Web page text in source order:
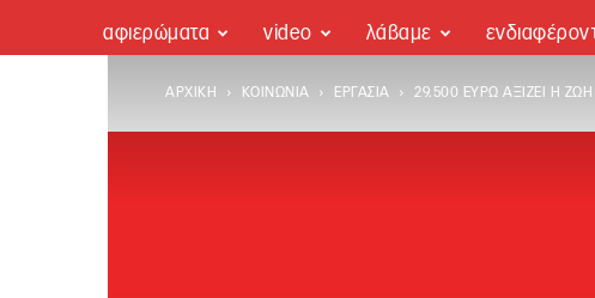
αφιερώματα video λάβαμε
ΑΡΧΙΚΉ ΚΟΙΝΩΝΊΑ ΕΡΓΑΣΊΑ 29.500 ΕΥΡΏ ΑΞΊΖΕΙ Η